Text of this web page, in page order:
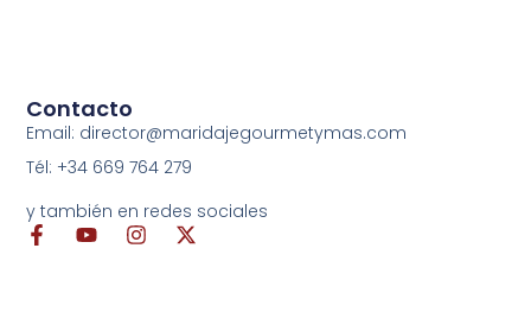
Contacto
Email: director@maridajegourmetymas.com
Tél: +34 669 764 279
y también en redes sociales